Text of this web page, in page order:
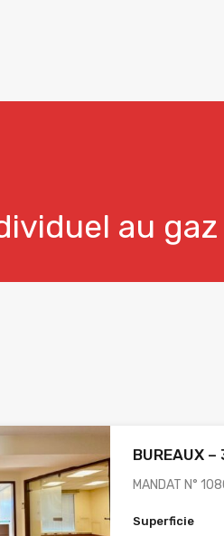
au gaz
BUREAUX –
MANDAT N°
Superficie